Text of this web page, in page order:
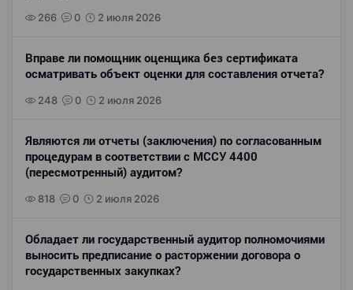
266 0 2 июля 2026
Вправе ли помощник оценщика без сертификата
осматривать объект оценки для составления отчета?
248 0 2 июля 2026
Являются ли отчеты (заключения) по согласованным
процедурам в соответствии с МССУ 4400
(пересмотренный) аудитом?
818 0 2 июля 2026
Обладает ли государственный аудитор полномочиями
выносить предписание о расторжении договора о
государственных закупках?